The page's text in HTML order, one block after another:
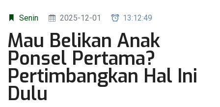
Senin 2025-12-01 13:12:49
Mau Belikan Anak
Ponsel Pertama?
Pertimbangkan Hal Ini
Dulu